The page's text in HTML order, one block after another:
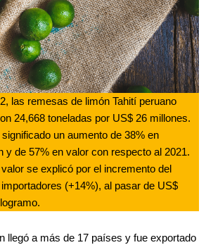
las remesas de limón Tahití peruano
24,668 toneladas por US$ 26 millones.
significado un aumento de 38% en
y de 57% en valor con respecto al 2021.
se explicó por el incremento del
(+14%), al pasar de US$
llegó a más de 17 países y fue exportado